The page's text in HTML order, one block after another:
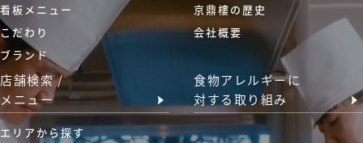
看板メニュー
こだわり
ブランド
店舗検索 /
メニュー
エリアから探す
京鼎樓の歴史
会社概要
食物アレルギーに
対する取り組み